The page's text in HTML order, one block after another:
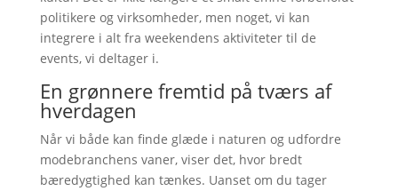
politikere og virksomheder, men noget, vi kan
integrere i alt fra weekendens aktiviteter til de
events, vi deltager i.
En grønnere fremtid på tværs af
hverdagen
Når vi både kan finde glæde i naturen og udfordre
modebranchens vaner, viser det, hvor bredt
bæredygtighed kan tænkes. Uanset om du tager